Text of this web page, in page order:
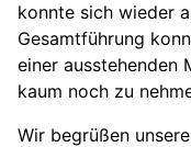
konnte sich wieder
Gesamtführung
einer ausstehenden
kaum noch zu
Wir begrüßen